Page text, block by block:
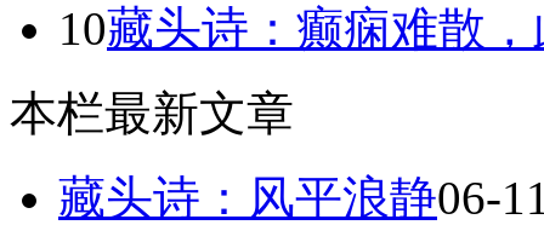
10藏头诗：癫痫难散
本栏最新文章
藏头诗：风平浪静06-